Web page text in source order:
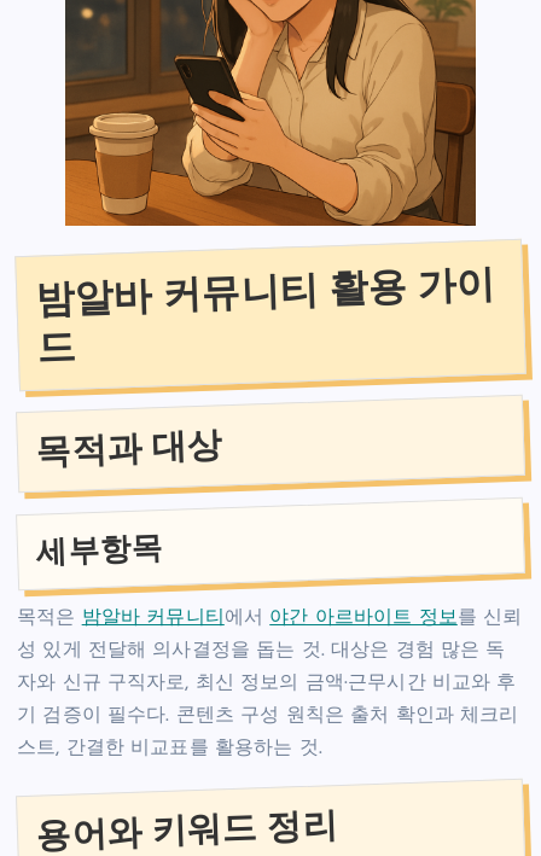
밤알바 커뮤니티 활용 가이
드
목적과 대상
세부항목
목적은 밤알바 커뮤니티 에서 야간 아르바이트 정보를 신뢰
성 있게 전달해 의사결정을 돕는 것. 대상은 경험 많은 독
자와 신규 구직자로, 최신 정보의 금액·근무시간 비교와 후
기 검증이 필수다. 콘텐츠 구성 원칙은 출처 확인과 체크리
스트, 간결한 비교표를 활용하는 것.
용어와 키워드 정리